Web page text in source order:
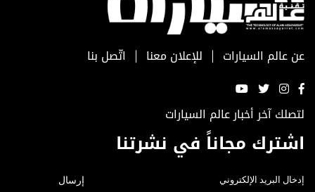
عن عالم السيارات للإعلان معنا اتّصل بنا
لتصلك آخر أخبار عالم السيارات
اشترك مجاناً في نشرتنا